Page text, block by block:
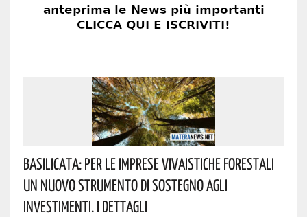
Basilicata: Per Le Imprese Vivaistiche Forestali
Un Nuovo Strumento Di Sostegno Agli
Investimenti. I Dettagli